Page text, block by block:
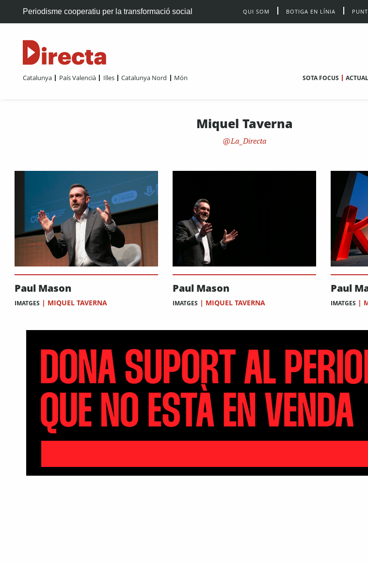
Periodisme cooperatiu per la transformació social QUI SOM BOTIGA EN LÍNIA
Catalunya País Valencià Illes Catalunya Nord Món SOTA FOCUS
Miquel Taverna
La_Directa
Paul Mason
IMATGES | MIQUEL TAVERNA
Paul Mason
IMATGES | MIQUEL TAVERNA
Paul
IMATGES |